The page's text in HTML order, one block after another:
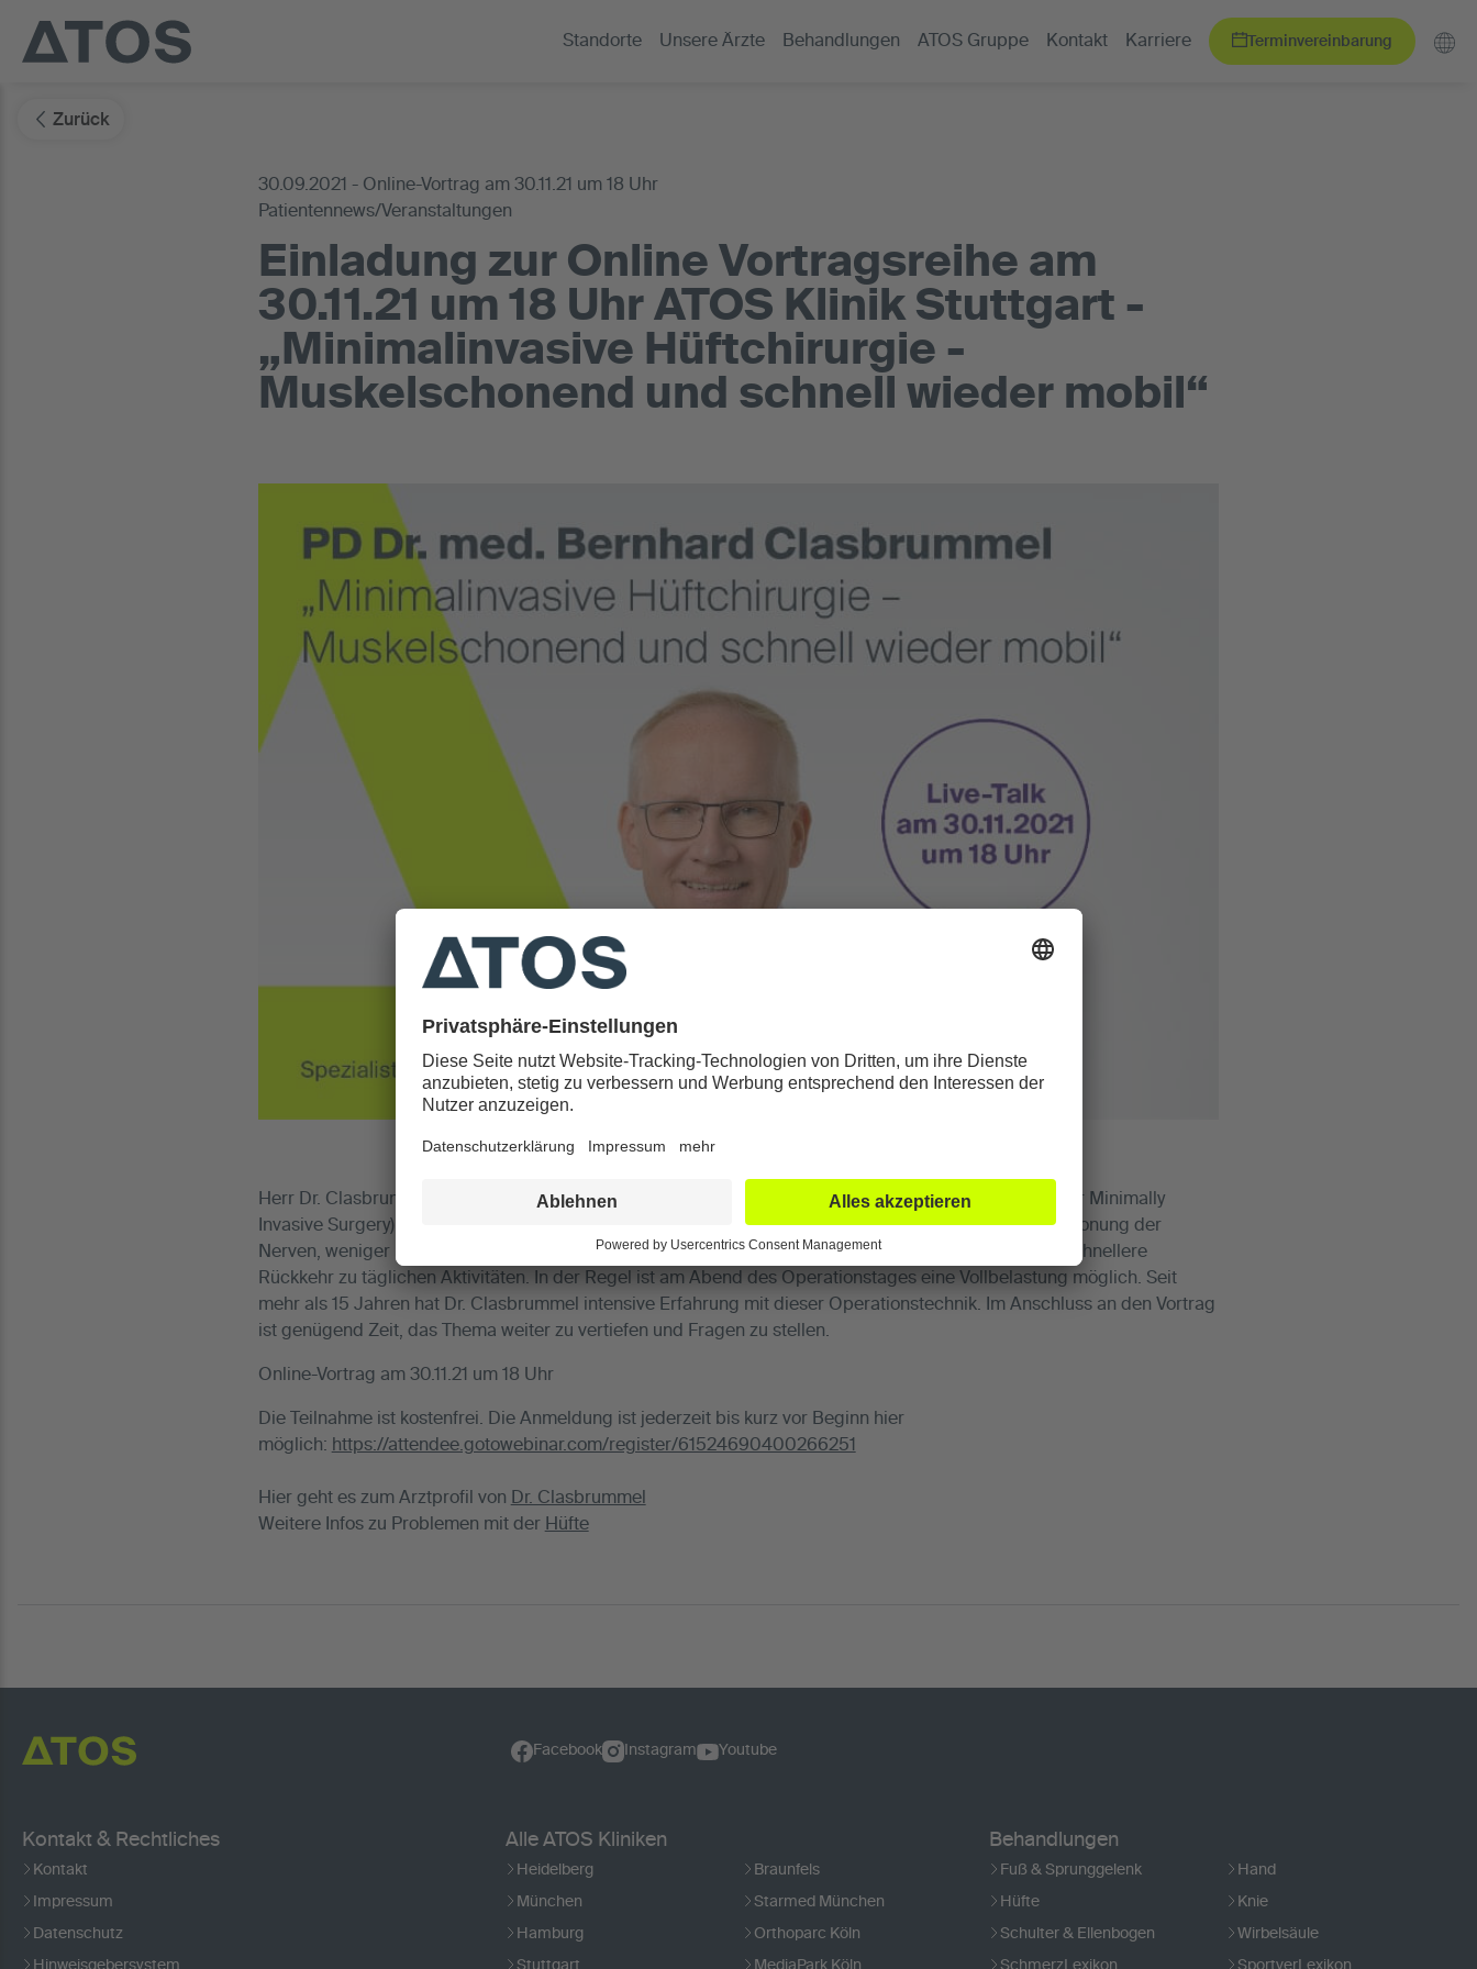
Standorte Unsere Ärzte Behandlungen ATOS Gruppe Kontakt Karriere Terminvereinbarung
Zurück
30.09.2021 - Online-Vortrag am 30.11.21 um 18 Uhr
Patientennews/Veranstaltungen
Einladung zur Online Vortragsreihe am
30.11.21 um 18 Uhr ATOS Klinik Stuttgart -
„Minimalinvasive Hüftchirurgie -
Muskelschonend und schnell wieder mobil“
Herr Dr. Clasbrummel operiert in der Hüftgelenkschirurgie über den vorderen Zugang AMIS (= Anterior Minimally
Invasive Surgery). Besondere Vorteile dieser Operationstechnik sind keine durchtrennten Muskeln, Schonung der
Nerven, weniger Komplikationen und weniger Schmerzen, eine schnellere Genesung und somit eine schnellere
Rückkehr zu täglichen Aktivitäten. In der Regel ist am Abend des Operationstages eine Vollbelastung möglich. Seit
mehr als 15 Jahren hat Dr. Clasbrummel intensive Erfahrung mit dieser Operationstechnik. Im Anschluss an den Vortrag
ist genügend Zeit, das Thema weiter zu vertiefen und Fragen zu stellen.
Online-Vortrag am 30.11.21 um 18 Uhr
Die Teilnahme ist kostenfrei. Die Anmeldung ist jederzeit bis kurz vor Beginn hier
möglich: https://attendee.gotowebinar.com/register/61524690400266251
Hier geht es zum Arztprofil von Dr. Clasbrummel
Weitere Infos zu Problemen mit der Hüfte
Facebook Instagram Youtube
Kontakt & Rechtliches
Kontakt
Impressum
Datenschutz
Hinweisgebersystem
Alle ATOS Kliniken
Heidelberg Braunfels
München Starmed München
Hamburg Orthoparc Köln
Stuttgart MediaPark Köln
Behandlungen
Fuß & Sprunggelenk Hand
Hüfte Knie
Schulter & Ellenbogen Wirbelsäule
SchmerzLexikon SportverLexikon